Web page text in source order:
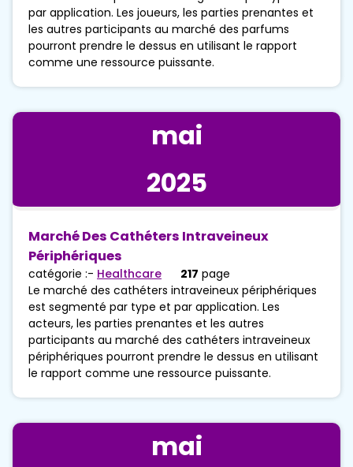
par application. Les joueurs, les parties prenantes et
les autres participants au marché des parfums
pourront prendre le dessus en utilisant le rapport
comme une ressource puissante.
mai
2025
Marché Des Cathéters Intraveineux
Périphériques
catégorie :- Healthcare 217 page
Le marché des cathéters intraveineux périphériques
est segmenté par type et par application. Les
acteurs, les parties prenantes et les autres
participants au marché des cathéters intraveineux
périphériques pourront prendre le dessus en utilisant
le rapport comme une ressource puissante.
mai